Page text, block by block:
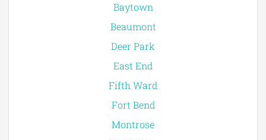
Baytown
Beaumont
Deer Park
East End
Fifth Ward
Fort Bend
Montrose